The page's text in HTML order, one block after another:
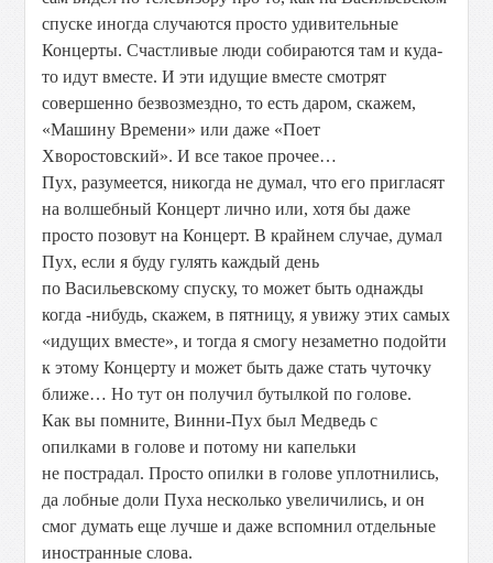
спуске иногда случаются просто удивительные
Концерты. Счастливые люди собираются там и куда-
то идут вместе. И эти идущие вместе смотрят
совершенно безвозмездно, то есть даром, скажем,
«Машину Времени» или даже «Поет
Хворостовский». И все такое прочее…
Пух, разумеется, никогда не думал, что его пригласят
на волшебный Концерт лично или, хотя бы даже
просто позовут на Концерт. В крайнем случае, думал
Пух, если я буду гулять каждый день
по Васильевскому спуску, то может быть однажды
когда -нибудь, скажем, в пятницу, я увижу этих самых
«идущих вместе», и тогда я смогу незаметно подойти
к этому Концерту и может быть даже стать чуточку
ближе… Но тут он получил бутылкой по голове.
Как вы помните, Винни-Пух был Медведь с
опилками в голове и потому ни капельки
не пострадал. Просто опилки в голове уплотнились,
да лобные доли Пуха несколько увеличились, и он
смог думать еще лучше и даже вспомнил отдельные
иностранные слова.